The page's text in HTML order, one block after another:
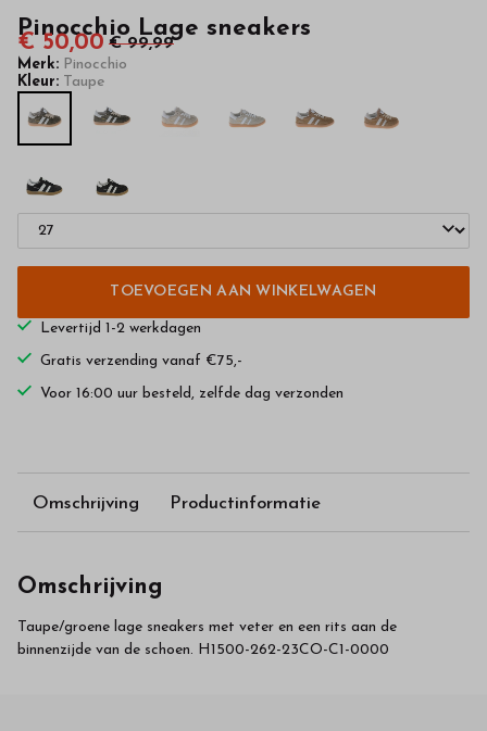
Pinocchio Lage sneakers
€ 50,00 € 99,99
Merk: Pinocchio
Kleur: Taupe
TOEVOEGEN AAN WINKELWAGEN
Levertijd 1-2 werkdagen
Gratis verzending vanaf €75,-
Voor 16:00 uur besteld, zelfde dag verzonden
Omschrijving Productinformatie
Omschrijving
Taupe/groene lage sneakers met veter en een rits aan de
binnenzijde van de schoen. H1500-262-23CO-C1-0000